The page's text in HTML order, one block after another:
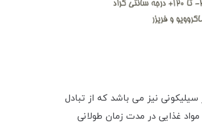
نیز می باشد که از تبادل
غذایی در مدت زمان طولانی